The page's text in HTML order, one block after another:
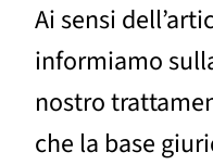
Ai sensi
informiamo
nostro
che la base